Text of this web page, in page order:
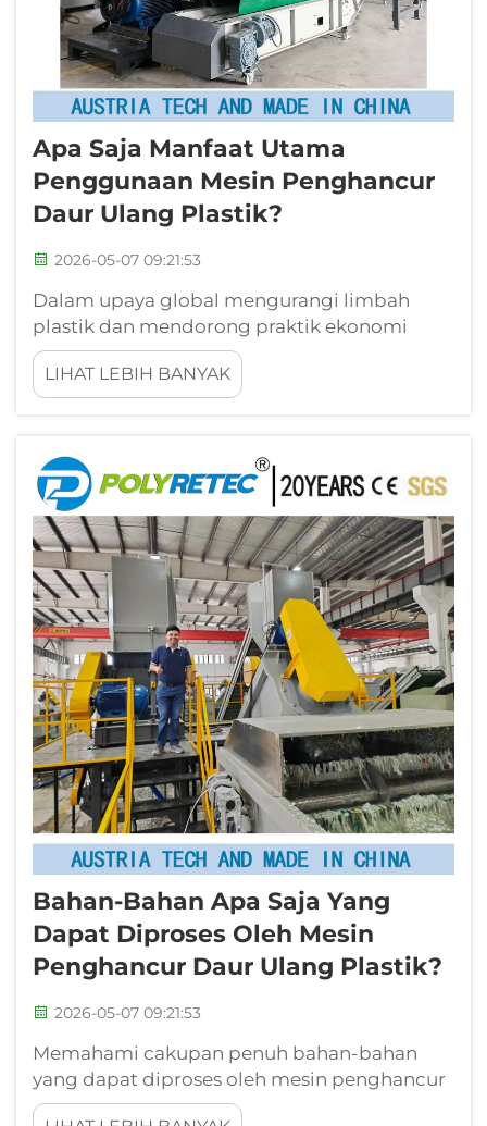
Apa Saja Manfaat Utama
Penggunaan Mesin Penghancur
Daur Ulang Plastik?
2026-05-07 09:21:53
Dalam upaya global mengurangi limbah
plastik dan mendorong praktik ekonomi
sirkular, operasi daur ulang plastik industri
menghadapi tantangan kritis: bagaimana
memproses secara efisien berbagai jenis
dapat digunakan kembali. Mesin penghancur
daur ulang plastik berperan sebagai...
LIHAT LEBIH BANYAK
Bahan-Bahan Apa Saja Yang
Dapat Diproses Oleh Mesin
Penghancur Daur Ulang Plastik?
2026-05-07 09:21:53
Memahami cakupan penuh bahan-bahan
yang dapat diproses oleh mesin penghancur
daur ulang plastik sangat penting untuk